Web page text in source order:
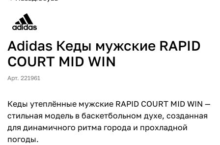
Adidas Кеды мужские RAPID
COURT MID WIN
Арт. 221961
Кеды утеплённые мужские RAPID COURT MID WIN —
стильная модель в баскетбольном духе, созданная
для динамичного ритма города и прохладной
погоды.